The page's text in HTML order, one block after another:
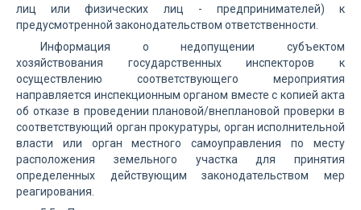
лиц или физических лиц - предпринимателей) к
предусмотренной законодательством ответственности.
Информация о недопущении субъектом
хозяйствования государственных инспекторов к
осуществлению соответствующего мероприятия
направляется инспекционным органом вместе с копией акта
об отказе в проведении плановой/внеплановой проверки в
соответствующий орган прокуратуры, орган исполнительной
власти или орган местного самоуправления по месту
расположения земельного участка для принятия
определенных действующим законодательством мер
реагирования.